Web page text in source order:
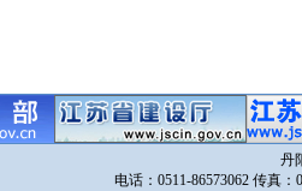
丹
电话：0511-86573062 传真